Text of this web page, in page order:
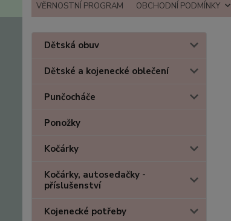
VĚRNOSTNÍ PROGRAM OBCHODNÍ PODMÍNKY
Dětská obuv
Dětské a kojenecké oblečení
Punčocháče
Ponožky
Kočárky
Kočárky, autosedačky -
příslušenství
Kojenecké potřeby